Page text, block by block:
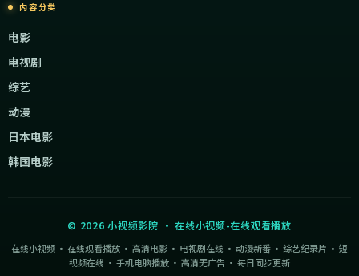
内容分类
电影
电视剧
综艺
动漫
日本电影
韩国电影
© 2026 小视频影院 ·在线小视频-在线观看播放
在线小视频 · 在线观看播放 · 高清电影 · 电视剧在线 · 动漫新番 · 综艺纪录片 · 短
视频在线 · 手机电脑播放 · 高清无广告 · 每日同步更新